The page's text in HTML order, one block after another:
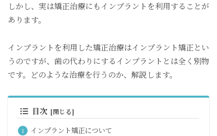
しかし、実は矯正治療にもインプラントを利用することが
あります。
インプラントを利用した矯正治療はインプラント矯正とい
うのですが、歯の代わりにするインプラントとは全く別物
です。どのような治療を行うのか、解説します。
目次
インプラント矯正について